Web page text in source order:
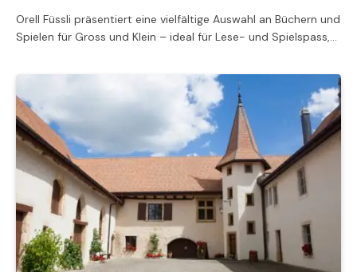
Orell Füssli präsentiert eine vielfältige Auswahl an Büchern und
Spielen für Gross und Klein – ideal für Lese- und Spielspass,…